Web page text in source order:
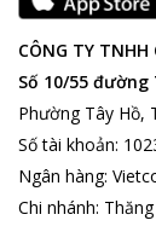
CÔNG TY TNHH
Số 10/55 đường
Phường Tây Hồ,
Số tài khoản:
Ngân hàng:
Chi nhánh: